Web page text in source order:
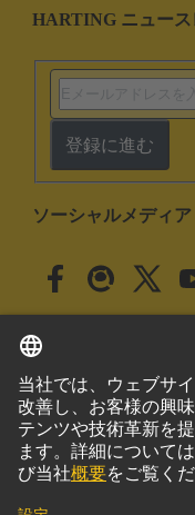
HARTING ニュース
登録に進む
ソーシャルメディア
日本 日本語
© ハーティング株式会